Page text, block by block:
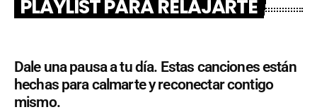
PLAYLIST PARA RELAJARTE
Dale una pausa a tu día. Estas canciones están
hechas para calmarte y reconectar contigo
mismo.